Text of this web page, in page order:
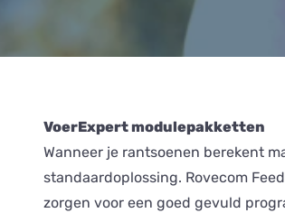
VoerExpert modulepakketten
Wanneer je rantsoenen berekent
standaardoplossing. Rovecom
zorgen voor een goed gevuld